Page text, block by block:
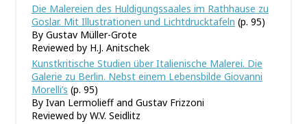
Die Malereien des Huldigungssaales im Rathhause zu
Goslar. Mit Illustrationen und Lichtdrucktafeln (p. 95)
By Gustav Müller-Grote
Reviewed by H.J. Anitschek
Kunstkritische Studien über Italienische Malerei. Die
Galerie zu Berlin. Nebst einem Lebensbilde Giovanni
Morelli’s (p. 95)
By Ivan Lermolieff and Gustav Frizzoni
Reviewed by W.V. Seidlitz